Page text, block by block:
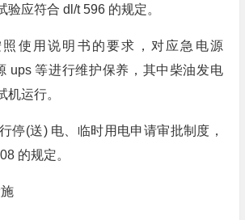
验应符合 dl/t 596 的规定。
照使用说明书的要求，对应急电源
ups 等进行维护保养，其中柴油发电
机运行。
停(送) 电、临时用电申请审批制度，
的规定。